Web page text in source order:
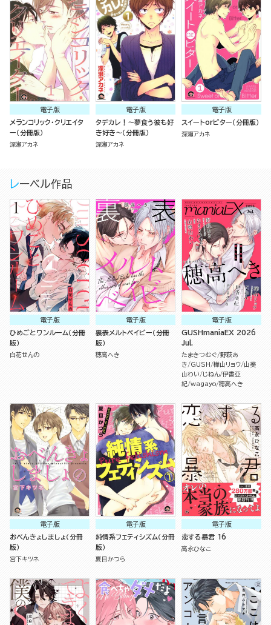
電子版
メランコリック・クリエイタ
ー（分冊版）
深瀬アカネ
電子版
タデカレ！～蓼食う彼も好
き好き～（分冊版）
深瀬アカネ
電子版
スイートorビター（分冊版）
深瀬アカネ
レーベル作品
電子版
ひめごとワンルーム（分冊
版）
白花せんの
電子版
裏表メルトベイビー（分冊
版）
穂高へき
電子版
GUSHmaniaEX 2026
Jul.
たまきつむぐ 野萩あ
き
GUSH 樺山リョウ 山葵
山わい
じねん 伊香亞
紀 wagayo 穂高へき
電子版
おべんきょしましょ（分冊
版）
宮下キツネ
電子版
純情系フェティシズム（分冊
版）
夏目かつら
電子版
恋する暴君 16
高永ひなこ